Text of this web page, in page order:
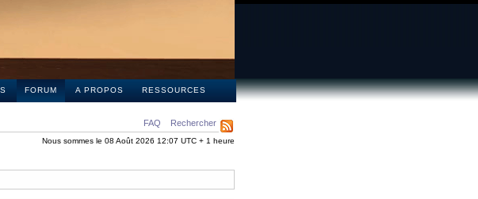
FORUM A PROPOS RESSOURCES
FAQ Rechercher
Nous sommes le 08 Août 2026 12:07 UTC + 1 heure